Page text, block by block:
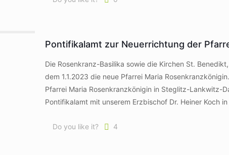
Pontifikalamt zur Neuerrichtung der
Die Rosenkranz-Basilika sowie die Kirchen St.
dem 1.1.2023 die neue Pfarrei Maria
Pfarrei Maria Rosenkranzkönigin in Steglitz-Lankwitz-
Pontifikalamt mit unserem Erzbischof Dr. Heiner Koch
Do you like it? 4